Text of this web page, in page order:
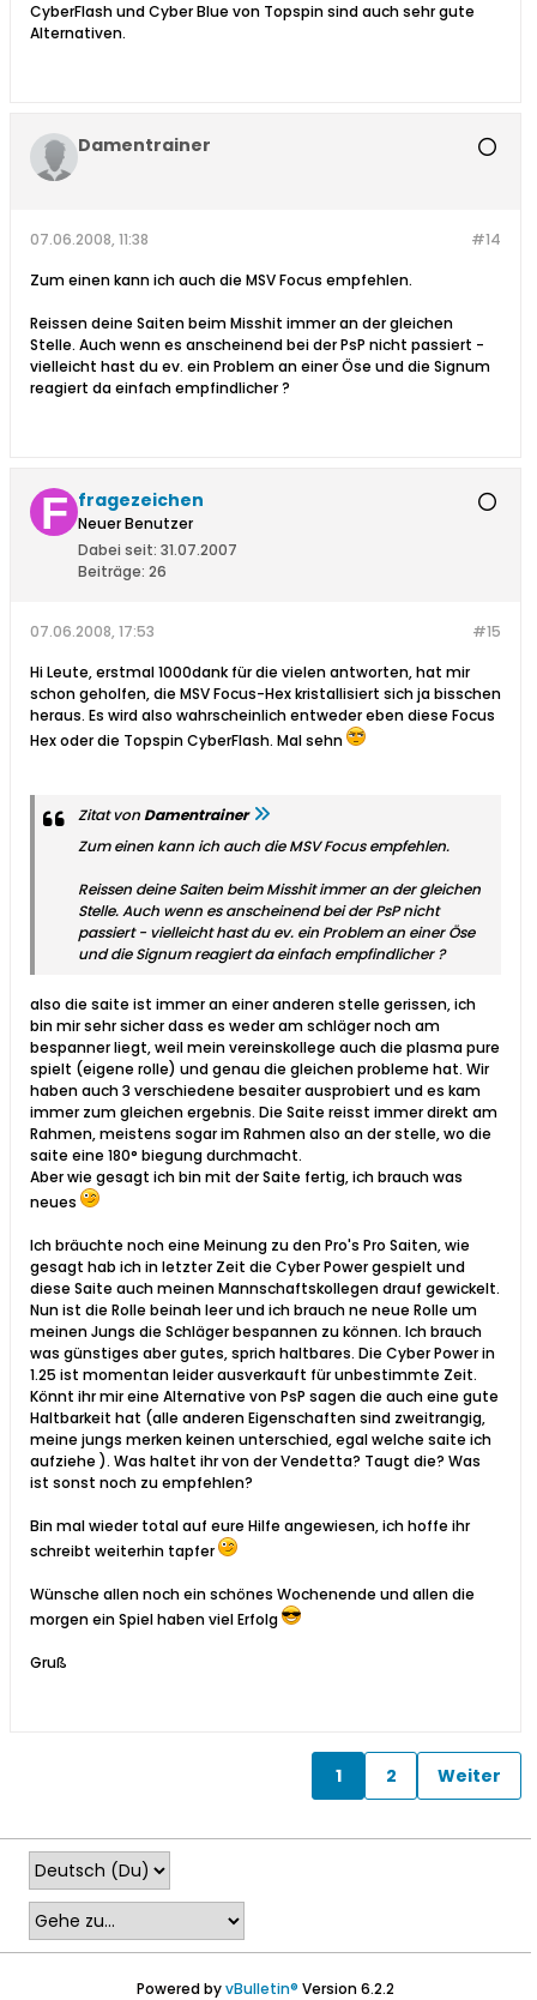
CyberFlash und Cyber Blue von Topspin sind auch sehr gute
Alternativen.
Damentrainer
#14
07.06.2008, 11:38
Zum einen kann ich auch die MSV Focus empfehlen.
Reissen deine Saiten beim Misshit immer an der gleichen
Stelle. Auch wenn es anscheinend bei der PsP nicht passiert -
vielleicht hast du ev. ein Problem an einer Öse und die Signum
reagiert da einfach empfindlicher ?
fragezeichen
Neuer Benutzer
Dabei seit: 31.07.2007
Beiträge: 26
#15
07.06.2008, 17:53
Hi Leute, erstmal 1000dank für die vielen antworten, hat mir
schon geholfen, die MSV Focus-Hex kristallisiert sich ja bisschen
heraus. Es wird also wahrscheinlich entweder eben diese Focus
Hex oder die Topspin CyberFlash. Mal sehn
Zitat vonDamentrainer
Zum einen kann ich auch die MSV Focus empfehlen.
Reissen deine Saiten beim Misshit immer an der gleichen
Stelle. Auch wenn es anscheinend bei der PsP nicht
passiert - vielleicht hast du ev. ein Problem an einer Öse
und die Signum reagiert da einfach empfindlicher ?
also die saite ist immer an einer anderen stelle gerissen, ich
bin mir sehr sicher dass es weder am schläger noch am
bespanner liegt, weil mein vereinskollege auch die plasma pure
spielt (eigene rolle) und genau die gleichen probleme hat. Wir
haben auch 3 verschiedene besaiter ausprobiert und es kam
immer zum gleichen ergebnis. Die Saite reisst immer direkt am
Rahmen, meistens sogar im Rahmen also an der stelle, wo die
saite eine 180° biegung durchmacht.
Aber wie gesagt ich bin mit der Saite fertig, ich brauch was
neues
Ich bräuchte noch eine Meinung zu den Pro's Pro Saiten, wie
gesagt hab ich in letzter Zeit die Cyber Power gespielt und
diese Saite auch meinen Mannschaftskollegen drauf gewickelt.
Nun ist die Rolle beinah leer und ich brauch ne neue Rolle um
meinen Jungs die Schläger bespannen zu können. Ich brauch
was günstiges aber gutes, sprich haltbares. Die Cyber Power in
1.25 ist momentan leider ausverkauft für unbestimmte Zeit.
Könnt ihr mir eine Alternative von PsP sagen die auch eine gute
Haltbarkeit hat (alle anderen Eigenschaften sind zweitrangig,
meine jungs merken keinen unterschied, egal welche saite ich
aufziehe ). Was haltet ihr von der Vendetta? Taugt die? Was
ist sonst noch zu empfehlen?
Bin mal wieder total auf eure Hilfe angewiesen, ich hoffe ihr
schreibt weiterhin tapfer
Wünsche allen noch ein schönes Wochenende und allen die
morgen ein Spiel haben viel Erfolg
Gruß
1 2 Weiter
Powered byvBulletin® Version 6.2.2